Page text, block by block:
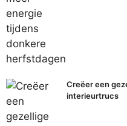
Creëer een
interieurtrucs